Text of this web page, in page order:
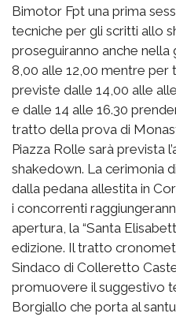
Bimotor Fpt una prima
tecniche per gli scritti allo
proseguiranno anche nella
8,00 alle 12,00 mentre per
previste dalle 14,00 alle
e dalle 14 alle 16.30
tratto della prova di
Piazza Rolle sarà prevista
shakedown. La cerimonia
dalla pedana allestita in
i concorrenti
apertura, la “Santa
edizione. Il tratto
Sindaco di Colleretto
promuovere il suggestivo
Borgiallo che porta al